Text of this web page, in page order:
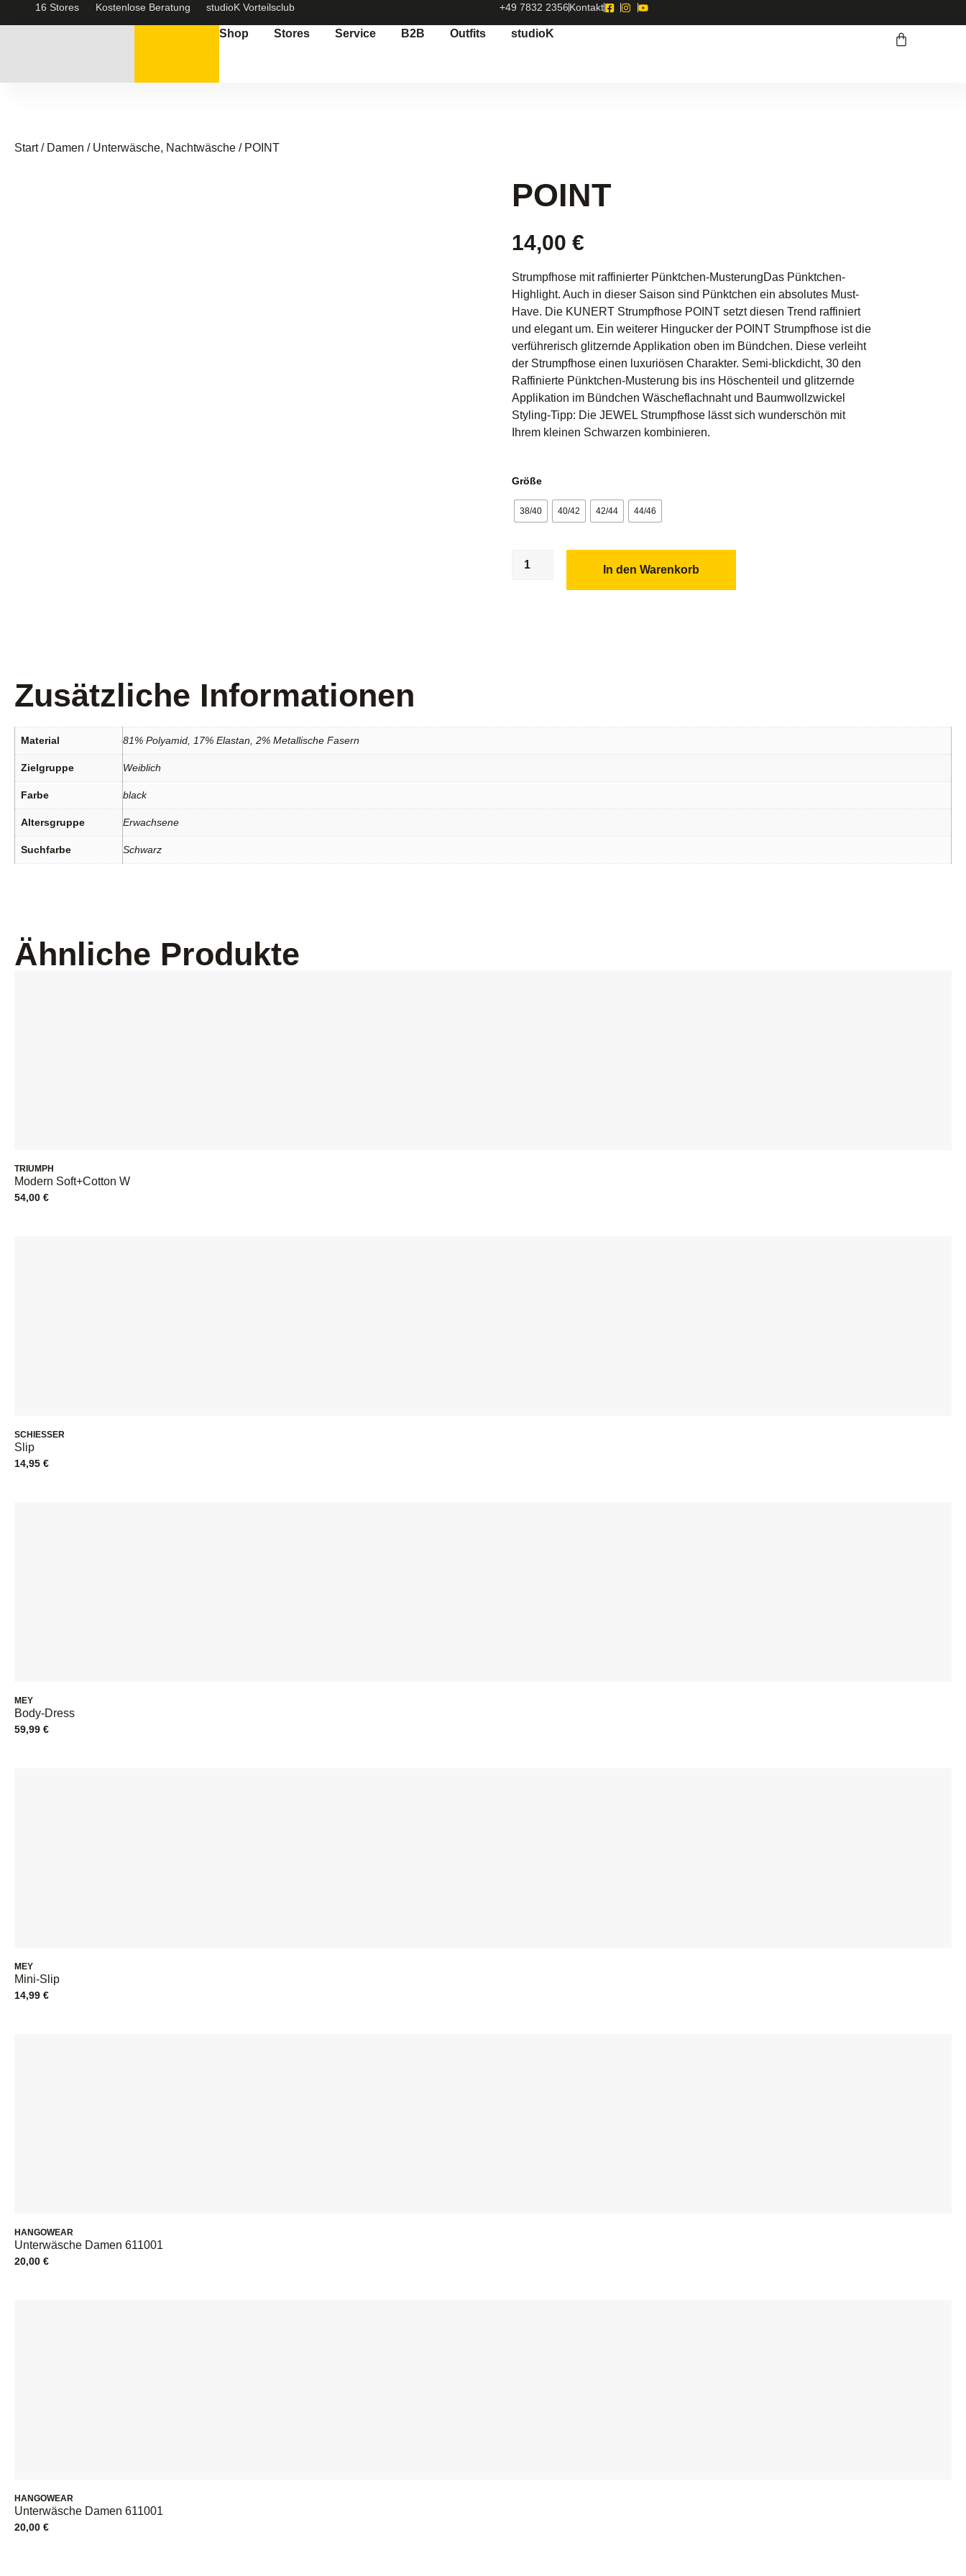
16 Stores Kostenlose Beratung studioK Vorteilsclub +49 7832 2356Kontakt
Shop Stores Service B2B Outfits studioK
Start/ Damen / Unterwäsche, Nachtwäsche / POINT
POINT
14,00 €
Strumpfhose mit raffinierter Pünktchen-MusterungDas Pünktchen-
Highlight. Auch in dieser Saison sind Pünktchen ein absolutes Must-
Have. Die KUNERT Strumpfhose POINT setzt diesen Trend raffiniert
und elegant um. Ein weiterer Hingucker der POINT Strumpfhose ist die
verführerisch glitzernde Applikation oben im Bündchen. Diese verleiht
der Strumpfhose einen luxuriösen Charakter. Semi-blickdicht, 30 den
Raffinierte Pünktchen-Musterung bis ins Höschenteil und glitzernde
Applikation im Bündchen Wäscheflachnaht und Baumwollzwickel
Styling-Tipp: Die JEWEL Strumpfhose lässt sich wunderschön mit
Ihrem kleinen Schwarzen kombinieren.
Größe
38/40 40/42 42/44 44/46
In den Warenkorb
Zusätzliche Informationen
Material 81% Polyamid, 17% Elastan, 2% Metallische Fasern
Zielgruppe Weiblich
Farbe black
Altersgruppe Erwachsene
Suchfarbe Schwarz
Ähnliche Produkte
TRIUMPH
Modern Soft+Cotton W
54,00 €
SCHIESSER
Slip
14,95 €
MEY
Body-Dress
59,99 €
MEY
Mini-Slip
14,99 €
HANGOWEAR
Unterwäsche Damen 611001
20,00 €
HANGOWEAR
Unterwäsche Damen 611001
20,00 €